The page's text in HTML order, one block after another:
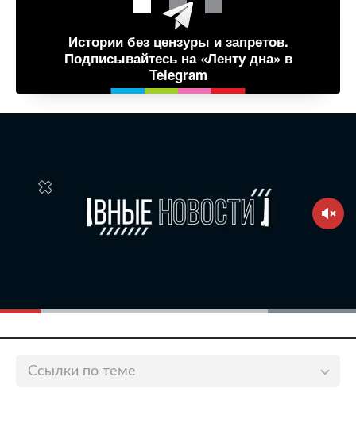
Истории без цензуры и запретов.
Подписывайтесь на «Ленту дна» в
Telegram
Ссылки по теме